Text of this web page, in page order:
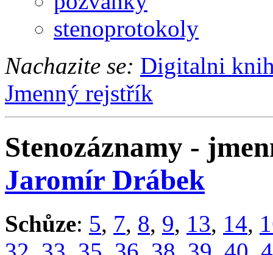
stenoprotokoly
Nachazite se: Digitalni
Jmenný rejstřík
Stenozáznamy -
Jaromír Drábek
Schůze: 5, 7, 8, 9, 13, 14,